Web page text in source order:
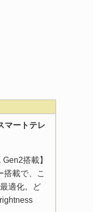
マートテレ
搭載】
搭載で、こ
適化。ど